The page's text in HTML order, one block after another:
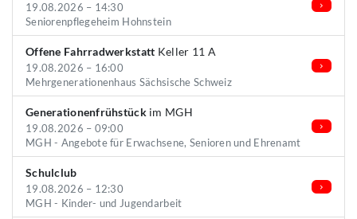
19.08.2026 – 14:30
Seniorenpflegeheim Hohnstein
Offene Fahrradwerkstatt Keller 11 A
19.08.2026 – 16:00
Mehrgenerationenhaus Sächsische Schweiz
Generationenfrühstückim MGH
19.08.2026 – 09:00
MGH - Angebote für Erwachsene, Senioren und Ehrenamt
Schulclub
19.08.2026 – 12:30
MGH - Kinder- und Jugendarbeit